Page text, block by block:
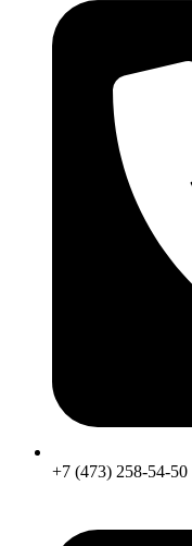
+7 (473) 258-54-50